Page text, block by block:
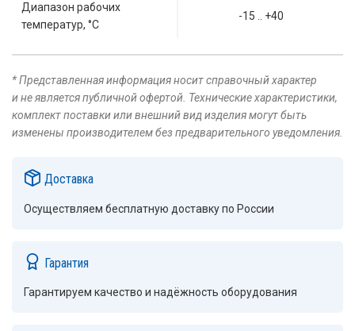
Диапазон рабочих
температур, °C
-15 .. +40
* Представленная информация носит справочный характер
и не является публичной офертой. Технические характеристики,
комплект поставки или внешний вид изделия могут быть
изменены производителем без предварительного уведомления.
Доставка
Осуществляем бесплатную доставку по России
Гарантия
Гарантируем качество и надёжность оборудования